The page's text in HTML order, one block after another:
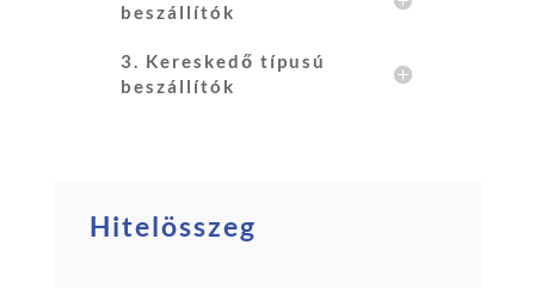
beszállítók
3. Kereskedő típusú
beszállítók
Hitelösszeg